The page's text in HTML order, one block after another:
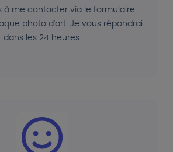
à me contacter via le formulaire
photo d'art. Je vous répondrai
dans les 24 heures.